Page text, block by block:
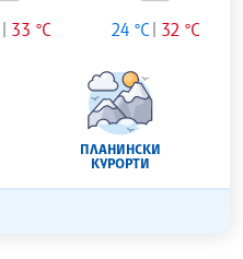
33 °C 24 °C 32 °C
ПЛАНИНСКИ
КУРОРТИ